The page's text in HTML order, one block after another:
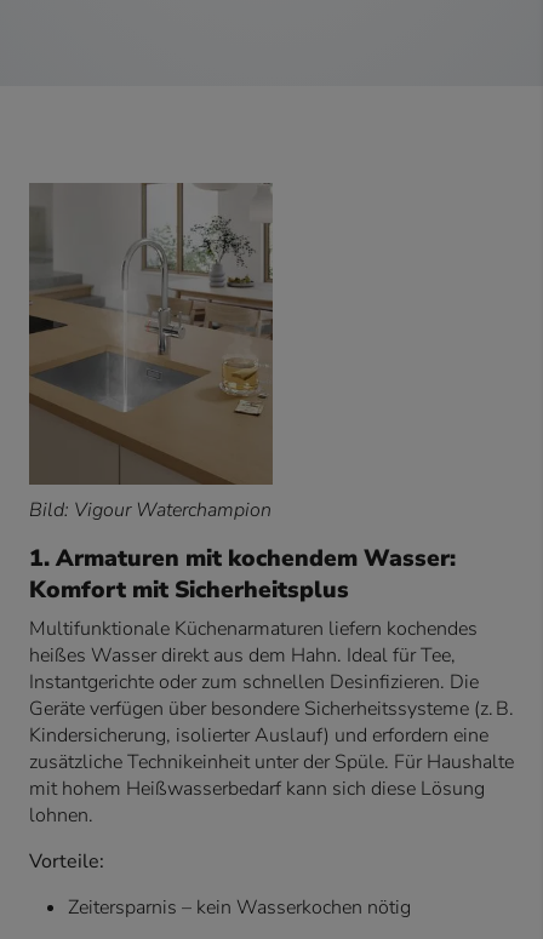
Bild: Vigour Waterchampion
1. Armaturen mit kochendem Wasser:
Komfort mit Sicherheitsplus
Multifunktionale Küchenarmaturen liefern kochendes
heißes Wasser direkt aus dem Hahn. Ideal für Tee,
Instantgerichte oder zum schnellen Desinfizieren. Die
Geräte verfügen über besondere Sicherheitssysteme (z. B.
Kindersicherung, isolierter Auslauf) und erfordern eine
zusätzliche Technikeinheit unter der Spüle. Für Haushalte
mit hohem Heißwasserbedarf kann sich diese Lösung
lohnen.
Vorteile:
Zeitersparnis – kein Wasserkochen nötig